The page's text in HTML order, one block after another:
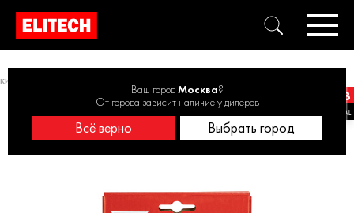
Ваш городМосква?
От города зависит наличие у дилеров
Всё верно Выбрать город
диаметром 115мм